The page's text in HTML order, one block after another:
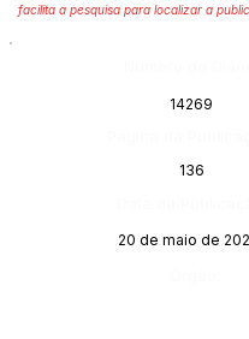
facilita a pesquisa para localizar a
14269
136
20 de maio de